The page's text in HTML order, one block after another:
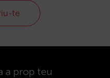
te
a prop teu